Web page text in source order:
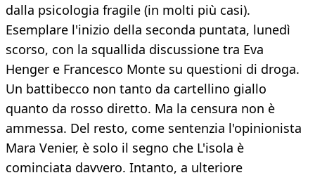
dalla psicologia fragile (in molti più casi).
Esemplare l'inizio della seconda puntata, lunedì
scorso, con la squallida discussione tra Eva
Henger e Francesco Monte su questioni di droga.
Un battibecco non tanto da cartellino giallo
quanto da rosso diretto. Ma la censura non è
ammessa. Del resto, come sentenzia l'opinionista
Mara Venier, è solo il segno che L'isola è
cominciata davvero. Intanto, a ulteriore